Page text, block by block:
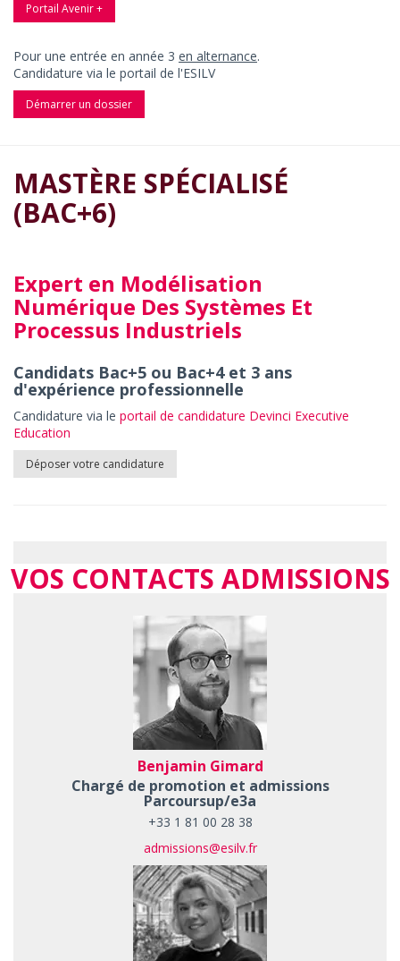
Portail Avenir +
Pour une entrée en année 3 en alternance.
Candidature via le portail de l'ESILV
Démarrer un dossier
MASTÈRE SPÉCIALISÉ
(BAC+6)
Expert en Modélisation
Numérique Des Systèmes Et
Processus Industriels
Candidats Bac+5 ou Bac+4 et 3 ans
d'expérience professionnelle
Candidature via le portail de candidature Devinci Executive
Education
Déposer votre candidature
VOS CONTACTS ADMISSIONS
Benjamin Gimard
Chargé de promotion et admissions
Parcoursup/e3a
+33 1 81 00 28 38
admissions@esilv.fr